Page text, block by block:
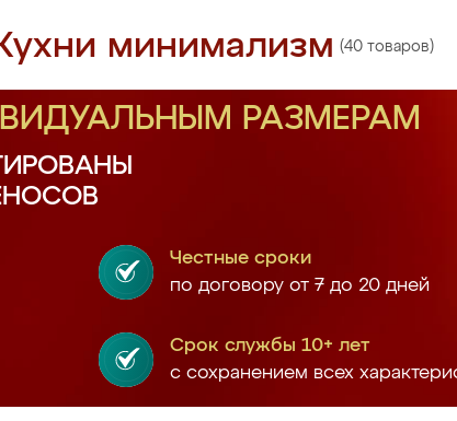
минимализм (40 товаров)
РАЗМЕРАМ
Честные сроки
по договору от 7 до 20 дней
Срок службы 10+ лет
с сохранением всех